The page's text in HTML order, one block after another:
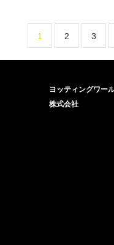
1 2 3
ヨッティングワー
株式会社